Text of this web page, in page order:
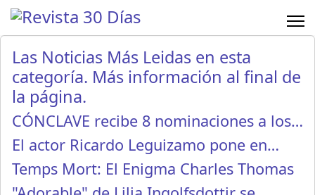
Las Noticias Más Leidas en esta
categoría. Más información al final de
la página.
CÓNCLAVE recibe 8 nominaciones a los…
El actor Ricardo Leguizamo pone en…
Temps Mort: El Enigma Charles Thomas